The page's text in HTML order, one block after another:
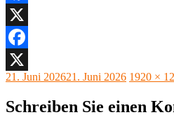
Facebook
X
Facebook
X
Veröffentlicht
21. Juni 202621. Juni 2026 1920 ×
Schreiben Sie einen